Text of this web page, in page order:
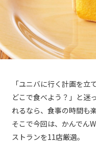
「ユニバに行く計画を
どこで食べよう？」と迷
れるなら、食事の時間も
そこで今回は、かんでん
ストランを11店厳選。